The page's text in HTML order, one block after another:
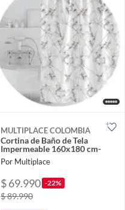
MULTIPLACE COLOMBIA
Cortina de Baño de Tela
Impermeable 160x180 cm-
Por Multiplace
$ 69.990 -22%
$ 89.990